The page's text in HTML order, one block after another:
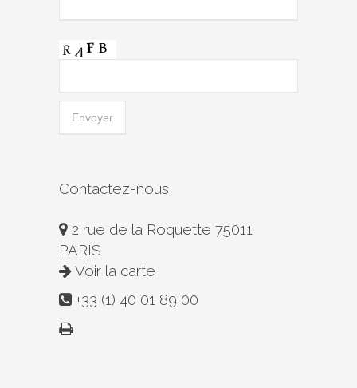
Contactez-nous
2 rue de la Roquette 75011
PARIS
Voir la carte
+33 (1) 40 01 89 00